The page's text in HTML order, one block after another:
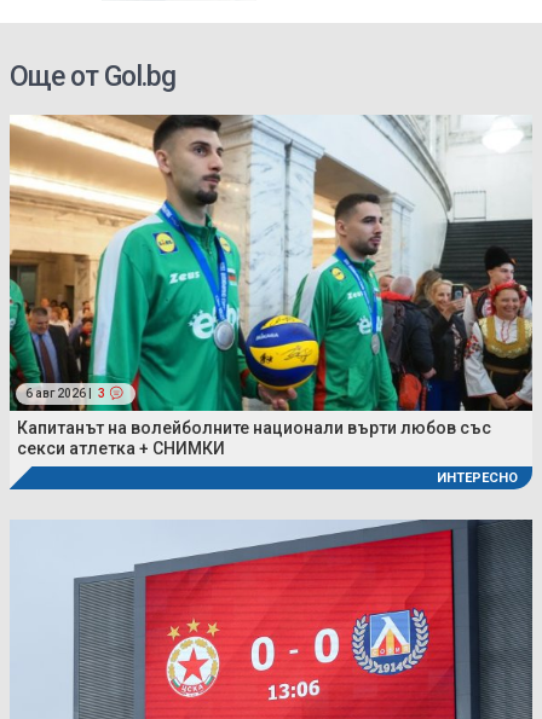
Още от Gol.bg
6 авг 2026 | 3
Капитанът на волейболните национали върти любов със
секси атлетка + СНИМКИ
ИНТЕРЕСНО